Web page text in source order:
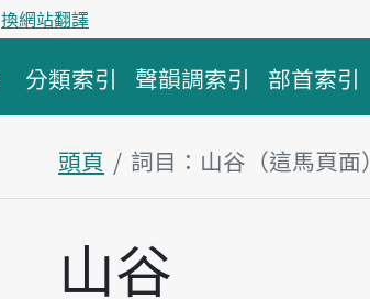
換網站翻譯
分類索引 聲韻調索引 部首索引
頭頁 詞目：山谷（這馬頁面）
主內容區
山谷